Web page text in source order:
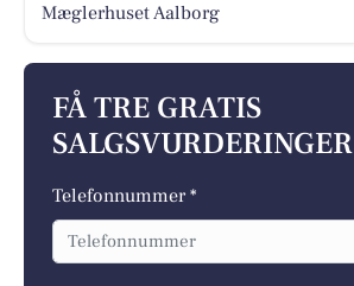
Mæglerhuset Aalborg
FÅ TRE GRATIS
SALGSVURDERINGER
Telefonnummer *